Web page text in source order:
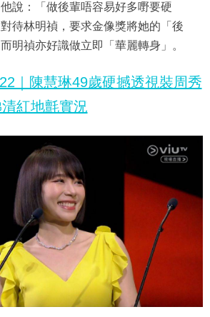
說：「做後輩唔容易好多嘢要硬
待林明禎，要求金像獎將她的「後
明禎亦好識做立即「華麗轉身」。
｜陳慧琳49歲硬撼透視裝周秀
紅地氈實況